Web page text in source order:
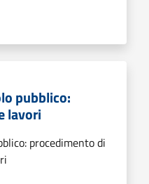
pubblico:
lavori
procedimento di